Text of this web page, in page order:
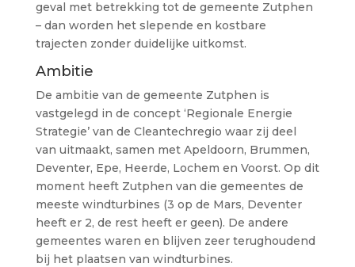
geval met betrekking tot de gemeente Zutphen
– dan worden het slepende en kostbare
trajecten zonder duidelijke uitkomst.
Ambitie
De ambitie van de gemeente Zutphen is
vastgelegd in de concept ‘Regionale Energie
Strategie’ van de Cleantechregio waar zij deel
van uitmaakt, samen met Apeldoorn, Brummen,
Deventer, Epe, Heerde, Lochem en Voorst. Op dit
moment heeft Zutphen van die gemeentes de
meeste windturbines (3 op de Mars, Deventer
heeft er 2, de rest heeft er geen). De andere
gemeentes waren en blijven zeer terughoudend
bij het plaatsen van windturbines.